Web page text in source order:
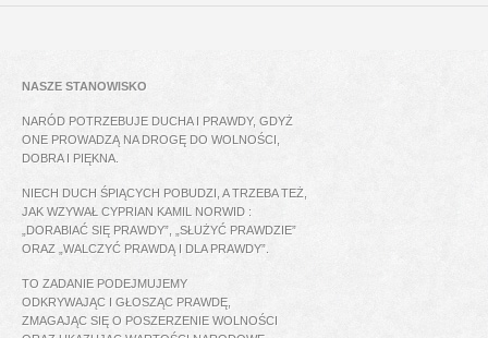
NASZE STANOWISKO
NARÓD POTRZEBUJE DUCHA I PRAWDY, GDYŻ
ONE PROWADZĄ NA DROGĘ DO WOLNOŚCI,
DOBRA I PIĘKNA.
NIECH DUCH ŚPIĄCYCH POBUDZI, A TRZEBA TEŻ,
JAK WZYWAŁ CYPRIAN KAMIL NORWID :
„DORABIAĆ SIĘ PRAWDY”, „SŁUŻYĆ PRAWDZIE”
ORAZ „WALCZYĆ PRAWDĄ I DLA PRAWDY”.
TO ZADANIE PODEJMUJEMY
ODKRYWAJĄC I GŁOSZĄC PRAWDĘ,
ZMAGAJĄC SIĘ O POSZERZENIE WOLNOŚCI